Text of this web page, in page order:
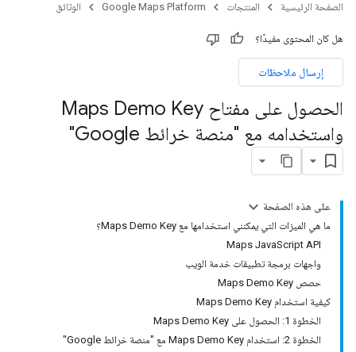
الصفحة الرئيسية المنتجات Google Maps Platform الوثائق
هل كان المحتوى مفيدًا؟
إرسال ملاحظات
الحصول على مفتاح Maps Demo Key
واستخدامه مع "منصة خرائط Google"
على هذه الصفحة
ما هي الميزات التي يمكنني استخدامها مع Maps Demo Key؟
Maps JavaScript API
واجهات برمجة تطبيقات خدمة الويب
حصص Maps Demo Key
كيفية استخدام Maps Demo Key
الخطوة 1: الحصول على Maps Demo Key
الخطوة 2: استخدام Maps Demo Key مع "منصة خرائط Google"